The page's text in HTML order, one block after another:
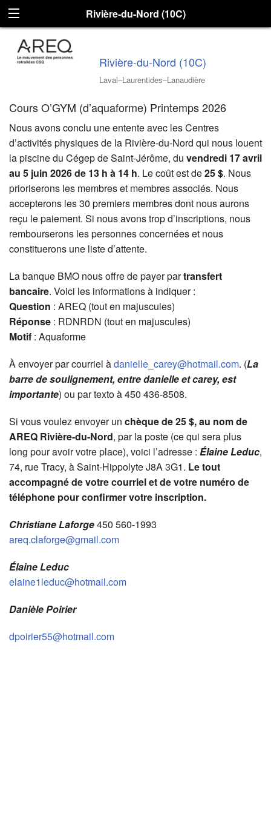
Rivière-du-Nord (10C)
Rivière-du-Nord (10C)
Laval–Laurentides–Lanaudière
Cours O’GYM (d’aquaforme) Printemps 2026
Nous avons conclu une entente avec les Centres
d’activités physiques de la Rivière-du-Nord qui nous louent
la piscine du Cégep de Saint-Jérôme, du vendredi 17 avril
au 5 juin 2026 de 13 h à 14 h. Le coût est de25 $. Nous
prioriserons les membres et membres associés. Nous
accepterons les 30 premiers membres dont nous aurons
reçu le paiement. Si nous avons trop d’inscriptions, nous
rembourserons les personnes concernées et nous
constituerons une liste d’attente.
La banque BMO nous offre de payer partransfert
bancaire. Voici les informations à indiquer :
Question : AREQ (tout en majuscules)
Réponse : RDNRDN (tout en majuscules)
Motif : Aquaforme
À envoyer par courriel àdanielle carey@hotmail.com. (La
barre de soulignement, entre danielle et carey, est
importante) ou par texto à 450 436-8508.
Si vous voulez envoyer un chèque de 25 $, au nom de
AREQ Rivière-du-Nord, par la poste (ce qui sera plus
long pour avoir votre place), voici l’adresse : Élaine Leduc,
74, rue Tracy, à Saint-Hippolyte J8A 3G1. Le tout
accompagné de votre courriel et de votre numéro de
téléphone pour confirmer votre inscription.
Christiane Laforge450 560-1993
areq.claforge@gmail.com
Élaine Leduc
elaine1leduc@hotmail.com
Danièle Poirier
dpoirier55@hotmail.com